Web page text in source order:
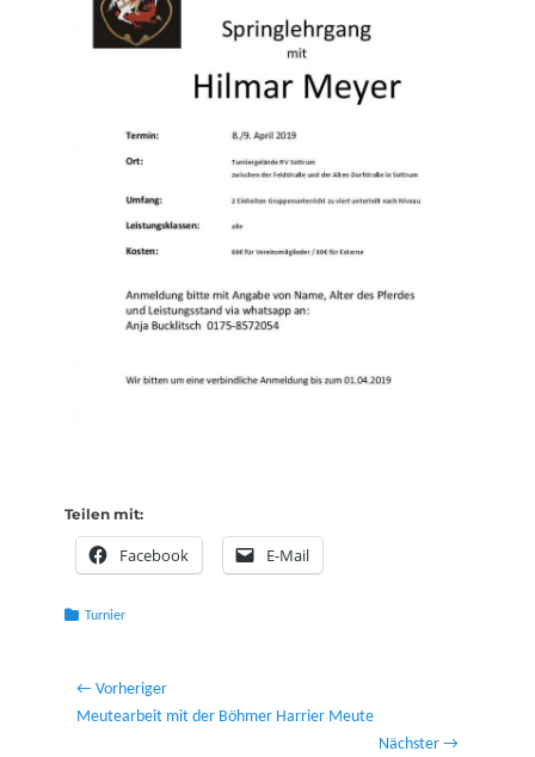
Teilen mit:
Facebook E-Mail
Kategorien
Turnier
Beitragsnavigation
← Vorheriger
Vorheriger
Meutearbeit mit der Böhmer Harrier Meute
Nächster →